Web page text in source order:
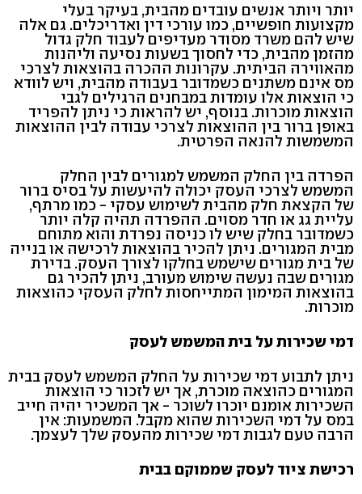
יותר ויותר אנשים עובדים מהבית, בעיקר בעלי
מקצועות חופשיים, כמו עורכי דין ואדריכלים. גם אלה
שיש להם משרד מסודר מעדיפים לעבוד חלק גדול
מהזמן מהבית, כדי לחסוך בשעות נסיעה וליהנות
מהאווירה הביתית. עקרונות ההכרה בהוצאות לצרכי
מס אינם משתנים כשמדובר בעבודה מהבית, ויש לוודא
כי הוצאות אלו עומדות במבחנים הרגילים לגבי
הוצאות מוכרות. בנוסף, יש להראות כי ניתן להפריד
באופן ברור בין ההוצאות לצרכי עבודה לבין ההוצאות
המשמשות להנאה הפרטית.
הפרדה בין החלק המשמש למגורים לבין החלק
המשמש לצרכי העסק יכולה להיעשות על בסיס ברור
של הקצאת חלק מהבית לשימוש עסקי - כמו מרתף,
עליית גג או חדר מסוים. ההפרדה תהיה קלה יותר
כשמדובר בחלק שיש לו כניסה נפרדת והוא מתוחם
מבית המגורים. ניתן להכיר בהוצאות לרכישה או בנייה
של בית מגורים שישמש בחלקו לצורך העסק. בדירת
מגורים שבה נעשה שימוש מעורב, ניתן להכיר גם
בהוצאות המימון המתייחסות לחלק העסקי כהוצאות
מוכרות.
דמי שכירות על בית המשמש לעסק
ניתן לתבוע דמי שכירות על החלק המשמש לעסק בבית
המגורים כהוצאה מוכרת, אך יש לזכור כי הוצאות
השכירות אומנם יוכרו לשוכר - אך המשכיר יהיה חייב
במס על דמי השכירות שהוא מקבל. המשמעות: אין
הרבה טעם לגבות דמי שכירות מהעסק שלך לעצמך.
רכישת ציוד לעסק שממוקם בבית